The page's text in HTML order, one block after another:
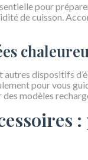
pour
de cuisson.
dispositifs
pour vous
modèles